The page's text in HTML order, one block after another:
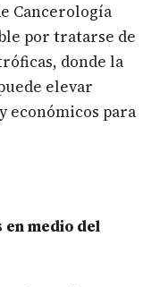
Cancerología
por tratarse de
donde la
elevar
económicos para
medio del